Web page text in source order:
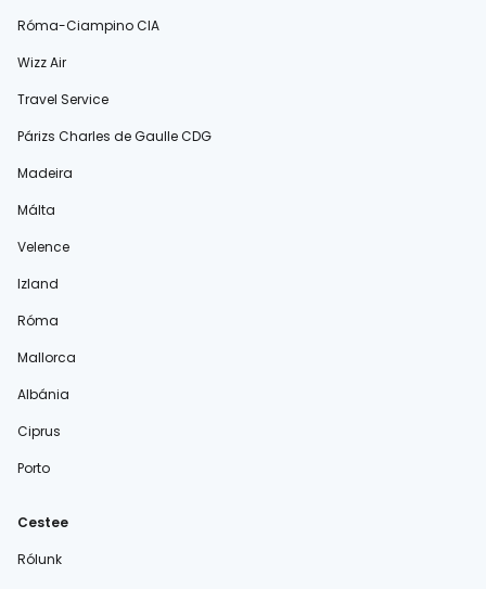
Róma-Ciampino CIA
Wizz Air
Travel Service
Párizs Charles de Gaulle CDG
Madeira
Málta
Velence
Izland
Róma
Mallorca
Albánia
Ciprus
Porto
Cestee
Rólunk